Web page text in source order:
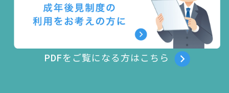
PDFをご覧になる方はこちら